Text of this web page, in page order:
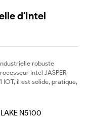
d'Intel
robuste
Intel JASPER
IOT, il est solide, pratique,
N5100